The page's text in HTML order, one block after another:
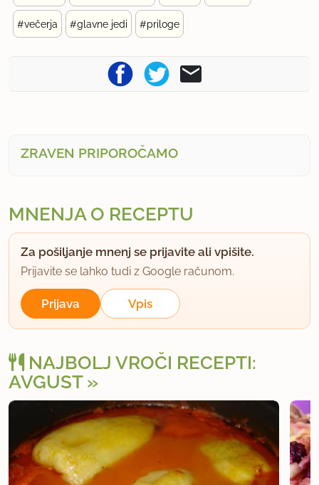
#večerja #glavne jedi #priloge
ZRAVEN PRIPOROČAMO
MNENJA O RECEPTU
Za pošiljanje mnenj se prijavite ali vpišite.
Prijavite se lahko tudi z Google računom.
Prijava Vpis
NAJBOLJ VROČI RECEPTI:
AVGUST